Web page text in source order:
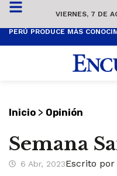
VIERNES, 7 DE
Inicio > Opinión
Semana
6 Abr, 2023Escrito por